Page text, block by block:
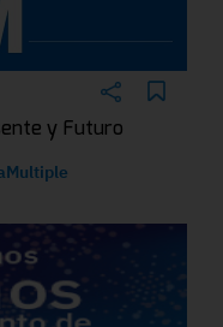
y Futuro